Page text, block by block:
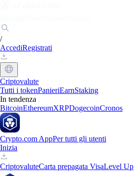
/
AccediRegistrati
Criptovalute
Tutti i tokenPanieriEarnStaking
In tendenza
BitcoinEthereumXRPDogecoinCronos
Crypto.com AppPer tutti gli utenti
Inizia
CriptovaluteCarta prepagata VisaLevel Up